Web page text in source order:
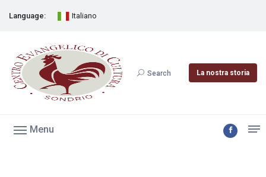
Language: Italiano
Search La nostra storia
Menu